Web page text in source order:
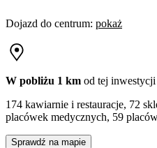
Dojazd do centrum: pokaż
W pobliżu 1 km od tej inwestycji
174 kawiarnie i restauracje, 72
placówek medycznych, 59
Sprawdź na mapie